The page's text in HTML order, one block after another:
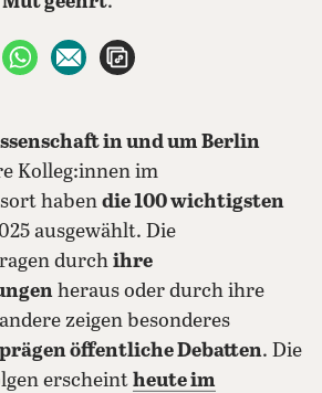
teilen
auf X teilenper WhatsApp teilen
per E-Mail teilen
in und um Berlin
Kolleg:innen im
haben die 100 wichtigsten
ausgewählt. Die
durch ihre
heraus oder durch ihre
zeigen besonderes
prägen öffentliche Debatten. Die
erscheint heute im